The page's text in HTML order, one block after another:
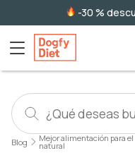
-30 %
Blog Mejor alimentación para
natural